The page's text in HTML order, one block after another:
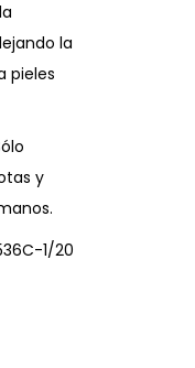
la
pieles
y
1/20